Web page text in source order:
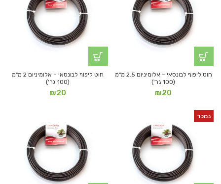
חוט ליפוף לבונסאי – אלומיניום 2.5 מ"מ
(100 גר')
₪20
חוט ליפוף לבונסאי – אלומיניום 2 מ"מ
(100 גר')
₪20
נמכר